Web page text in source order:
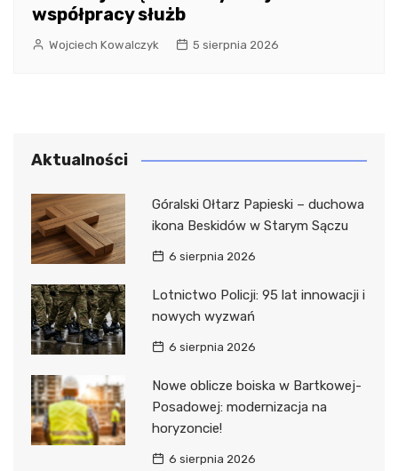
współpracy służb
Wojciech Kowalczyk 5 sierpnia 2026
Aktualności
Góralski Ołtarz Papieski – duchowa
ikona Beskidów w Starym Sączu
6 sierpnia 2026
Lotnictwo Policji: 95 lat innowacji i
nowych wyzwań
6 sierpnia 2026
Nowe oblicze boiska w Bartkowej-
Posadowej: modernizacja na
horyzoncie!
6 sierpnia 2026